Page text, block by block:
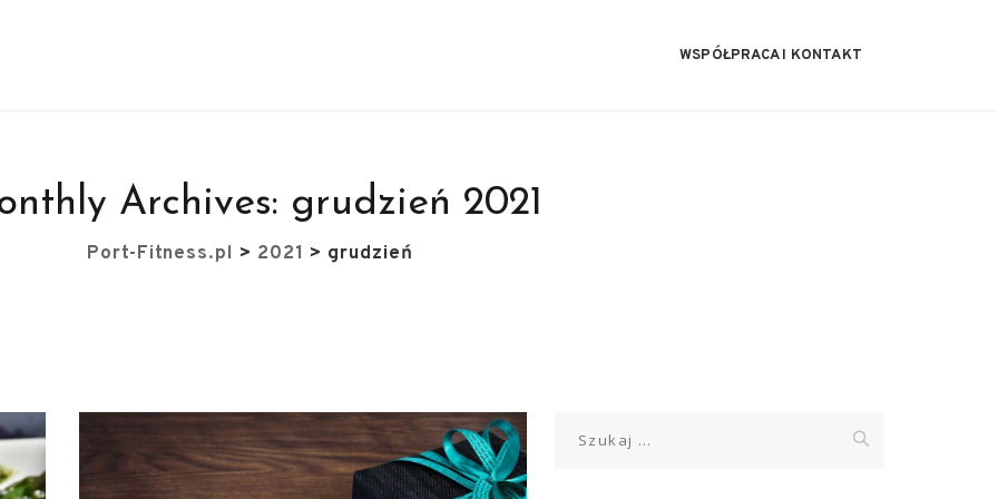
WSPÓŁPRACA I KONTAKT
Archives: grudzień 2021
Port-Fitness.pl > 2021 > grudzień